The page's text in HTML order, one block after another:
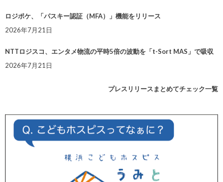
ロジポケ、「パスキー認証（MFA）」機能をリリース
2026年7月21日
NTTロジスコ、エンタメ物流の平時5倍の波動を「t-Sort MAS」で吸収
2026年7月21日
プレスリリースまとめてチェック一覧